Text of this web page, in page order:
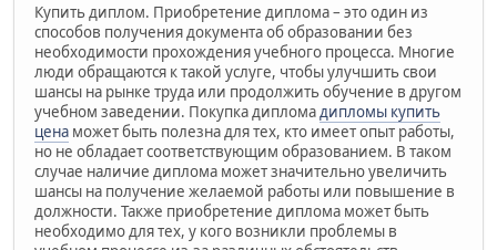
Купить диплом. Приобретение диплома – это один из
способов получения документа об образовании без
необходимости прохождения учебного процесса. Многие
люди обращаются к такой услуге, чтобы улучшить свои
шансы на рынке труда или продолжить обучение в другом
учебном заведении. Покупка дипломадипломы купить
цена может быть полезна для тех, кто имеет опыт работы,
но не обладает соответствующим образованием. В таком
случае наличие диплома может значительно увеличить
шансы на получение желаемой работы или повышение в
должности. Также приобретение диплома может быть
необходимо для тех, у кого возникли проблемы в